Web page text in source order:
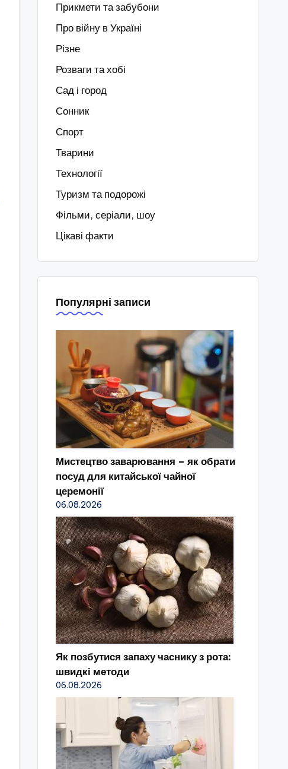
Прикмети та забубони
Про війну в Україні
Різне
Розваги та хобі
Сад і город
Сонник
Спорт
Тварини
Технології
Туризм та подорожі
Фільми, серіали, шоу
Цікаві факти
Популярні записи
Мистецтво заварювання – як обрати
посуд для китайської чайної
церемонії
06.08.2026
Як позбутися запаху часнику з рота:
швидкі методи
06.08.2026